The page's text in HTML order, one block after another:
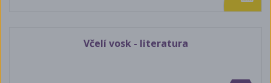
Včelí vosk - literatura